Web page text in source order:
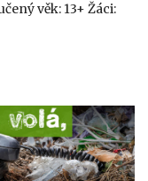
věk: 13+ Žáci: